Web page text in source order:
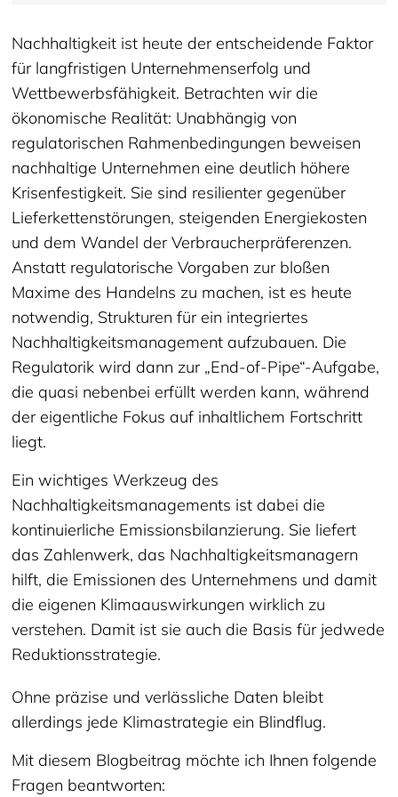
Nachhaltigkeit ist heute der entscheidende Faktor
für langfristigen Unternehmenserfolg und
Wettbewerbsfähigkeit. Betrachten wir die
ökonomische Realität: Unabhängig von
regulatorischen Rahmenbedingungen beweisen
nachhaltige Unternehmen eine deutlich höhere
Krisenfestigkeit. Sie sind resilienter gegenüber
Lieferkettenstörungen, steigenden Energiekosten
und dem Wandel der Verbraucherpräferenzen.
Anstatt regulatorische Vorgaben zur bloßen
Maxime des Handelns zu machen, ist es heute
notwendig, Strukturen für ein integriertes
Nachhaltigkeitsmanagement aufzubauen. Die
Regulatorik wird dann zur „End-of-Pipe“-Aufgabe,
die quasi nebenbei erfüllt werden kann, während
der eigentliche Fokus auf inhaltlichem Fortschritt
liegt.
Ein wichtiges Werkzeug des
Nachhaltigkeitsmanagements ist dabei die
kontinuierliche Emissionsbilanzierung. Sie liefert
das Zahlenwerk, das Nachhaltigkeitsmanagern
hilft, die Emissionen des Unternehmens und damit
die eigenen Klimaauswirkungen wirklich zu
verstehen. Damit ist sie auch die Basis für jedwede
Reduktionsstrategie.
Ohne präzise und verlässliche Daten bleibt
allerdings jede Klimastrategie ein Blindflug.
Mit diesem Blogbeitrag möchte ich Ihnen folgende
Fragen beantworten: